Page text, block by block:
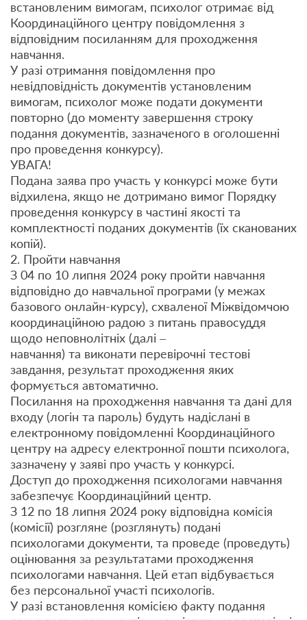
встановленим вимогам, психолог отримає від
Координаційного центру повідомлення з
відповідним посиланням для проходження
навчання.
У разі отримання повідомлення про
невідповідність документів установленим
вимогам, психолог може подати документи
повторно (до моменту завершення строку
подання документів, зазначеного в оголошенні
про проведення конкурсу).
УВАГА!
Подана заява про участь у конкурсі може бути
відхилена, якщо не дотримано вимог Порядку
проведення конкурсу в частині якості та
комплектності поданих документів (їх сканованих
копій).
2. Пройти навчання
З 04 по 10 липня 2024 року пройти навчання
відповідно до навчальної програми (у межах
базового онлайн-курсу), схваленої Міжвідомчою
координаційною радою з питань правосуддя
щодо неповнолітніх (далі –
навчання) та виконати перевірочні тестові
завдання, результат проходження яких
формується автоматично.
Посилання на проходження навчання та дані для
входу (логін та пароль) будуть надіслані в
електронному повідомленні Координаційного
центру на адресу електронної пошти психолога,
зазначену у заяві про участь у конкурсі.
Доступ до проходження психологами навчання
забезпечує Координаційний центр.
З 12 по 18 липня 2024 року відповідна комісія
(комісії) розгляне (розглянуть) подані
психологами документи, та проведе (проведуть)
оцінювання за результатами проходження
психологами навчання. Цей етап відбувається
без персональної участі психологів.
У разі встановлення комісією факту подання